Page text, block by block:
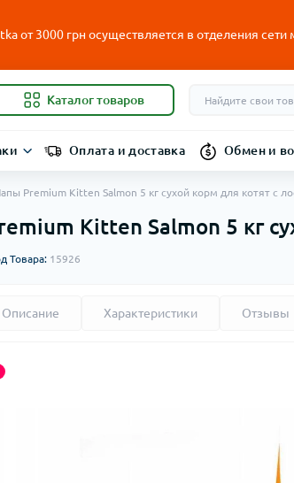
от3000 грн осуществляется в отделения
Каталог товаров
Оплата и доставка Обмен и
Premium Kitten Salmon 5 кг сухой корм для котят с
Kitten Salmon 5 кг
Товара: 15926
Описание Характеристики Отзывы